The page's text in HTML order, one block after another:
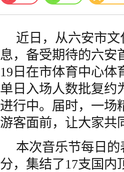
近日，从六安市
息，备受期待的六安
19日在市体育中心体
单日入场人数批复约
进行中。届时，一场
游客面前，让大家共
本次音乐节每日
分，集结了17支国内